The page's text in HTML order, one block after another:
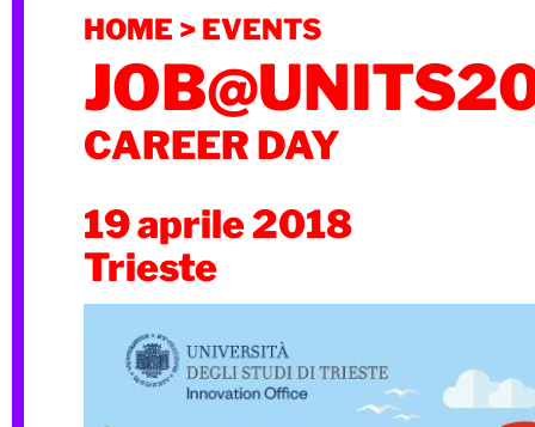
HOME > EVENTS
CAREER DAY
19 aprile 2018
Trieste